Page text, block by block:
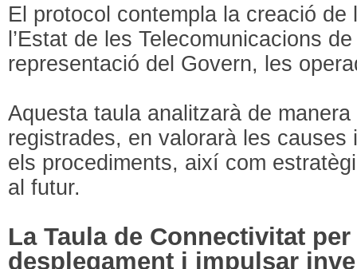
El protocol contempla la creació de
l’Estat de les Telecomunicacions
representació del Govern, les
Aquesta taula analitzarà de
registrades, en valorarà les causes
els procediments, així com
al futur.
La Taula de Connectivitat
desplegament i impulsar